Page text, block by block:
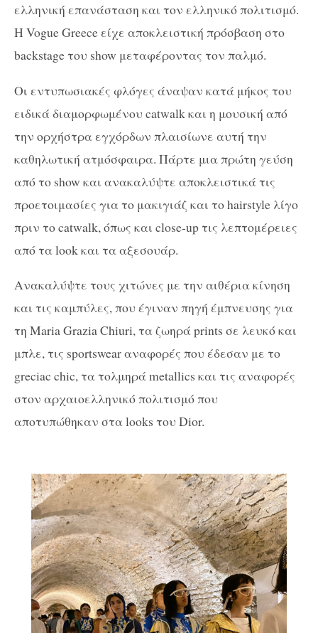
ελληνική επανάσταση και τον ελληνικό πολιτισμό.
Η Vogue Greece είχε αποκλειστική πρόσβαση στο
backstage του show μεταφέροντας τον παλμό.
Οι εντυπωσιακές φλόγες άναψαν κατά μήκος του
ειδικά διαμορφωμένου catwalk και η μουσική από
την ορχήστρα εγχόρδων πλαισίωνε αυτή την
καθηλωτική ατμόσφαιρα. Πάρτε μια πρώτη γεύση
από το show και ανακαλύψτε αποκλειστικά τις
προετοιμασίες για το μακιγιάζ και το hairstyle λίγο
πριν το catwalk, όπως και close-up τις λεπτομέρειες
από τα look και τα αξεσουάρ.
Ανακαλύψτε τους χιτώνες με την αιθέρια κίνηση
και τις καμπύλες, που έγιναν πηγή έμπνευσης για
τη Maria Grazia Chiuri, τα ζωηρά prints σε λευκό και
μπλε, τις sportswear αναφορές που έδεσαν με το
greciac chic, τα τολμηρά metallics και τις αναφορές
στον αρχαιοελληνικό πολιτισμό που
αποτυπώθηκαν στα looks του Dior.